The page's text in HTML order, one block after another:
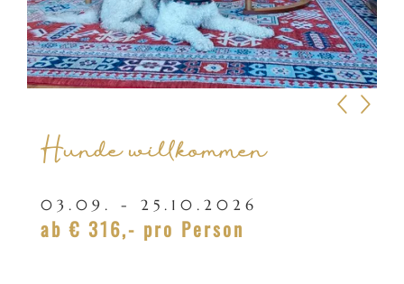
Hunde willkommen
03.09. - 25.10.2026
ab € 316,- pro Person